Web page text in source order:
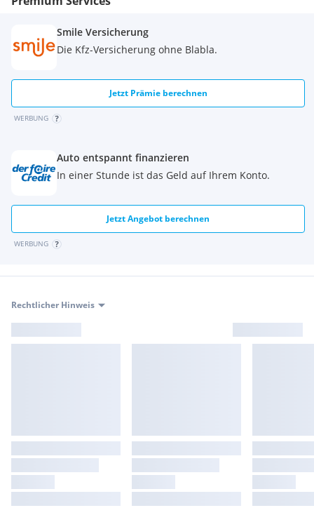
Serienausstattungen:
*Drehzahlmesser
*Fahrersitz höhenverstellbar
*Kopfstützen im Fond
*Getriebe 5-Gg.
*Sitzlehne hinten umklappbar
Smile Versicherung
Die Kfz-Versicherung ohne Blabla.
Jetzt Prämie berechnen
WERBUNG
Auto entspannt finanzieren
In einer Stunde ist das Geld auf Ihrem Konto.
Jetzt Angebot berechnen
WERBUNG
Rechtlicher Hinweis